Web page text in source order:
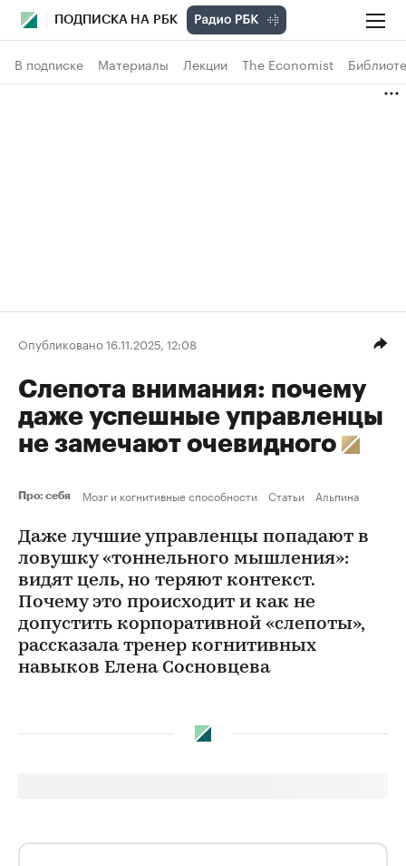
ПОДПИСКА НА РБК
В подписке Материалы Лекции The Economist
Опубликовано 16.11.2025, 12:08
Слепота внимания: почему
даже успешные управленцы
не замечают очевидного
Про: себя Мозг и когнитивные способности Статьи Альпина
Даже лучшие управленцы попадают в
ловушку «тоннельного мышления»:
видят цель, но теряют контекст.
Почему это происходит и как не
допустить корпоративной «слепоты»,
рассказала тренер когнитивных
навыков Елена Сосновцева